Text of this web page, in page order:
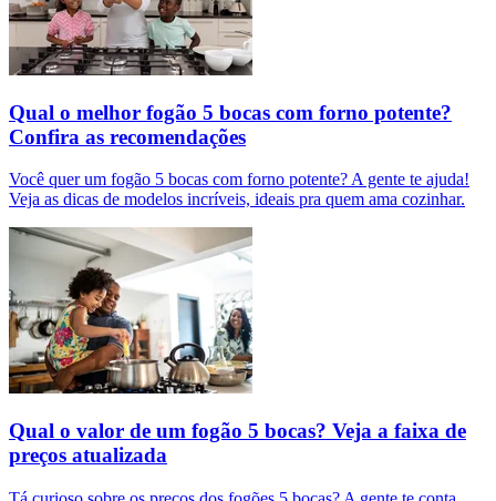
Qual o melhor fogão 5 bocas com forno potente?
Confira as recomendações
Você quer um fogão 5 bocas com forno potente? A gente te ajuda!
Veja as dicas de modelos incríveis, ideais pra quem ama cozinhar.
Qual o valor de um fogão 5 bocas? Veja a faixa de
preços atualizada